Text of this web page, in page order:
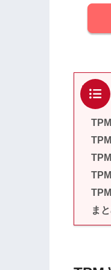
目次
ま